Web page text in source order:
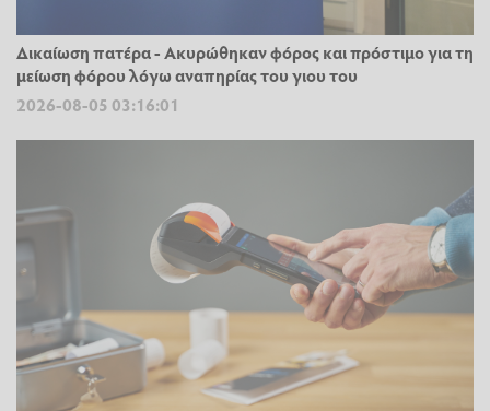
Δικαίωση πατέρα - Ακυρώθηκαν φόρος και πρόστιμο για τη
μείωση φόρου λόγω αναπηρίας του γιου του
2026-08-05 03:16:01